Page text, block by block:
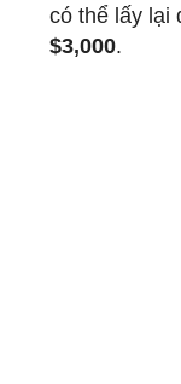
có thể lấy lại
$3,000.